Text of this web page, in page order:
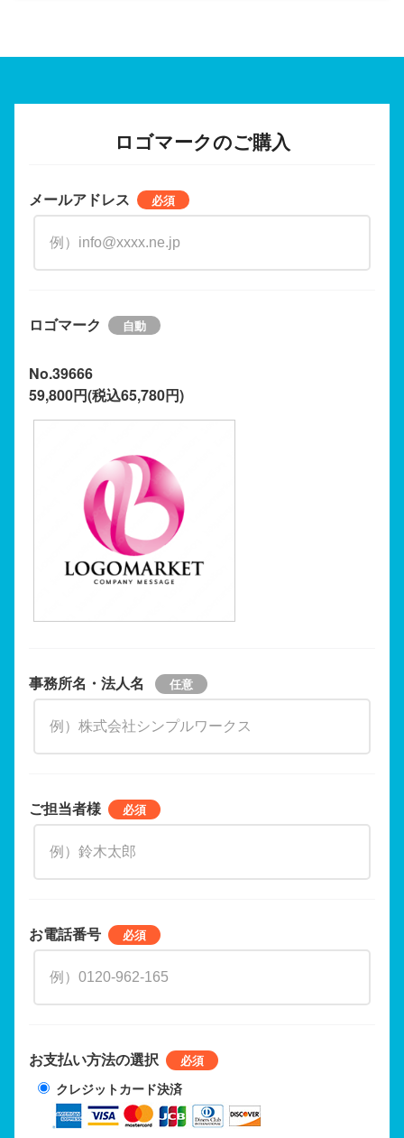
ロゴマークのご購入
メールアドレス
ロゴマーク
No.39666
59,800円(税込65,780円)
事務所名・法人名
ご担当者様
お電話番号
お支払い方法の選択
クレジットカード決済